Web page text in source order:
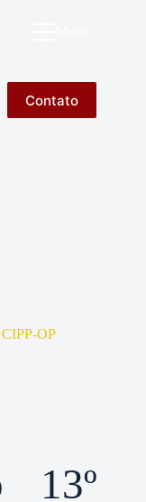
Contato
OP
13º